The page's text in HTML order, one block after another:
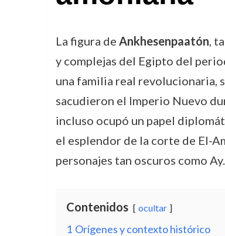
La figura de Ankhesenpaatón,
y complejas del Egipto del
una familia real revolucionaria,
sacudieron el Imperio Nuevo
incluso ocupó un papel
el esplendor de la corte de El-
personajes tan oscuros como Ay.
Contenidos ocultar
1 Orígenes y contexto histórico